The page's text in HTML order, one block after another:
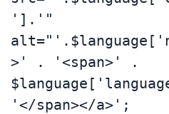
'].'"
>' . '<span>' .
'</span></a>';